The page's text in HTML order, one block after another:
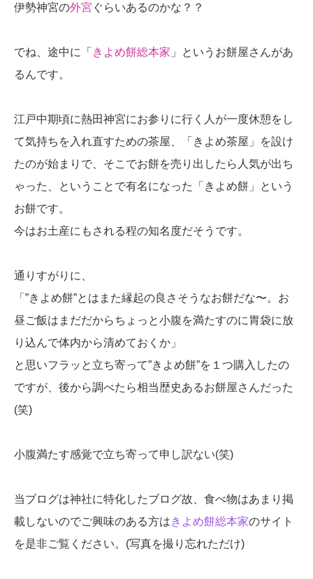
伊勢神宮の外宮 ぐらいあるのかな？？
でね、途中に「 きよめ餅総本家 」というお餅屋さんがあ
るんです。
江戸中期頃に熱田神宮にお参りに行く人が一度休憩をし
て気持ちを入れ直すための茶屋、「きよめ茶屋」を設け
たのが始まりで、そこでお餅を売り出したら人気が出ち
ゃった、ということで有名になった「きよめ餅」という
お餅です。
今はお土産にもされる程の知名度だそうです。
通りすがりに、
「”きよめ餅”とはまた縁起の良さそうなお餅だな〜。お
昼ご飯はまだだからちょっと小腹を満たすのに胃袋に放
り込んで体内から清めておくか」
と思いフラッと立ち寄って”きよめ餅”を１つ購入したの
ですが、後から調べたら相当歴史あるお餅屋さんだった
(笑)
小腹満たす感覚で立ち寄って申し訳ない(笑)
当ブログは神社に特化したブログ故、食べ物はあまり掲
載しないのでご興味のある方はきよめ餅総本家のサイト
を是非ご覧ください。(写真を撮り忘れただけ)